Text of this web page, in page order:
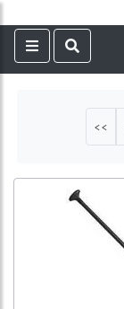
<<